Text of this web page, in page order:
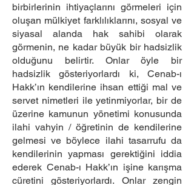
birbirlerinin ihtiyaçlarını görmeleri için
oluşan mülkiyet farklılıklarını, sosyal ve
siyasal alanda hak sahibi olarak
görmenin, ne kadar büyük bir hadsizlik
olduğunu belirtir. Onlar öyle bir
hadsizlik gösteriyorlardı ki, Cenab-ı
Hakk’ın kendilerine ihsan ettiği mal ve
servet nimetleri ile yetinmiyorlar, bir de
üzerine kamunun yönetimi konusunda
ilahi vahyin / öğretinin de kendilerine
gelmesi ve böylece ilahi tasarrufu da
kendilerinin yapması gerektiğini iddia
ederek Cenab-ı Hakk’ın işine karışma
cüretini gösteriyorlardı. Onlar zengin